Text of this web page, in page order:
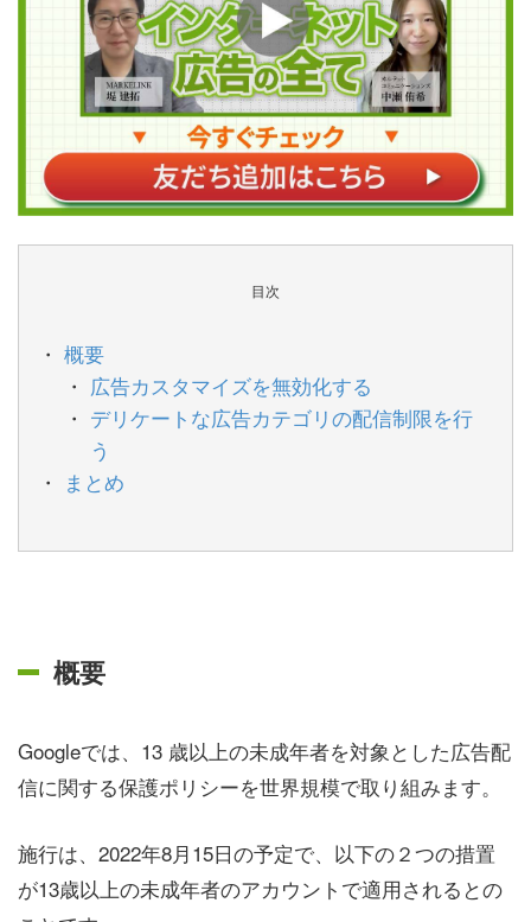
目次
概要
広告カスタマイズを無効化する
デリケートな広告カテゴリの配信制限を行
う
まとめ
概要
Googleでは、13 歳以上の未成年者を対象とした広告配
信に関する保護ポリシーを世界規模で取り組みます。
施行は、2022年8月15日の予定で、以下の２つの措置
が13歳以上の未成年者のアカウントで適用されるとの